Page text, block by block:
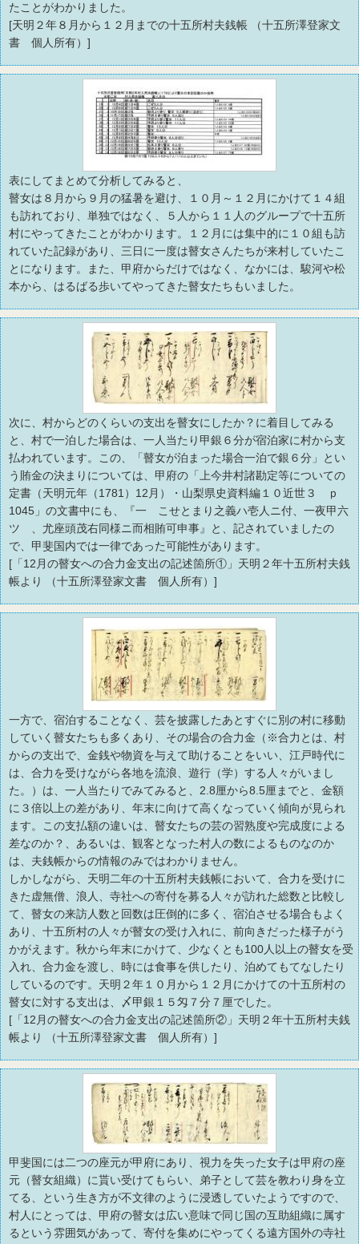
たことがわかりました。
[天明２年８月から１２月までの十五所村夫銭帳 （十五所澤登家文
書 個人所有）]
表にしてまとめて分析してみると、
瞽女は８月から９月の猛暑を避け、１０月～１２月にかけて１４組
も訪れており、単独ではなく、５人から１１人のグループで十五所
村にやってきたことがわかります。１２月には集中的に１０組も訪
れていた記録があり、三日に一度は瞽女さんたちが来村していたこ
とになります。また、甲府からだけではなく、なかには、駿河や松
本から、はるばる歩いてやってきた瞽女たちもいました。
次に、村からどのくらいの支出を瞽女にしたか？に着目してみる
と、村で一泊した場合は、一人当たり甲銀６分が宿泊家に村から支
払われています。この、「瞽女が泊まった場合一泊で銀６分」とい
う賄金の決まりについては、甲府の「上今井村諸勘定等についての
定書（天明元年（1781）12月）・山梨県史資料編１０近世３ ｐ
1045」の文書中にも、『一 こせとまり之義ハ壱人ニ付、一夜甲六
ツゝ、尤座頭茂右同様ニ而相賄可申事』と、記されていましたの
で、甲斐国内では一律であった可能性があります。
[「12月の瞽女への合力金支出の記述箇所①」天明２年十五所村夫銭
帳より （十五所澤登家文書 個人所有）]
一方で、宿泊することなく、芸を披露したあとすぐに別の村に移動
していく瞽女たちも多くあり、その場合の合力金（※合力とは、村
からの支出で、金銭や物資を与えて助けることをいい、江戸時代に
は、合力を受けながら各地を流浪、遊行（学）する人々がいまし
た。）は、一人当たりでみてみると、2.8厘から8.5厘までと、金額
に３倍以上の差があり、年末に向けて高くなっていく傾向が見られ
ます。この支払額の違いは、瞽女たちの芸の習熟度や完成度による
差なのか？、あるいは、観客となった村人の数によるものなのか
は、夫銭帳からの情報のみではわかりません。
しかしながら、天明二年の十五所村夫銭帳において、合力を受けに
きた虚無僧、浪人、寺社への寄付を募る人々が訪れた総数と比較し
て、瞽女の来訪人数と回数は圧倒的に多く、宿泊させる場合もよく
あり、十五所村の人々が瞽女の受け入れに、前向きだった様子がう
かがえます。秋から年末にかけて、少なくとも100人以上の瞽女を受
入れ、合力金を渡し、時には食事を供したり、泊めてもてなしたり
しているのです。天明２年１０月から１２月にかけての十五所村の
瞽女に対する支出は、〆甲銀１５匁７分７厘でした。
[「12月の瞽女への合力金支出の記述箇所②」天明２年十五所村夫銭
帳より （十五所澤登家文書 個人所有）]
甲斐国には二つの座元が甲府にあり、視力を失った女子は甲府の座
元（瞽女組織）に貰い受けてもらい、弟子として芸を教わり身を立
てる、という生き方が不文律のように浸透していたようですので、
村人にとっては、甲府の瞽女は広い意味で同じ国の互助組織に属す
るという雰囲気があって、寄付を集めにやってくる遠方国外の寺社